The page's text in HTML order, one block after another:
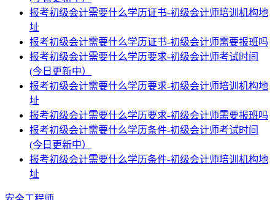
报考初级会计需要什么学历证书-初级会计师培训机构地
址
报考初级会计需要什么学历证书-初级会计师需要报班吗
报考初级会计需要什么学历要求-初级会计师考试时间
(今日更新中）
报考初级会计需要什么学历要求-初级会计师培训机构地
址
报考初级会计需要什么学历要求-初级会计师需要报班吗
报考初级会计需要什么学历条件-初级会计师考试时间
(今日更新中）
报考初级会计需要什么学历条件-初级会计师培训机构地
址